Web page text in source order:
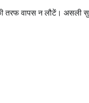
तरफ वापस न लौटें। असली